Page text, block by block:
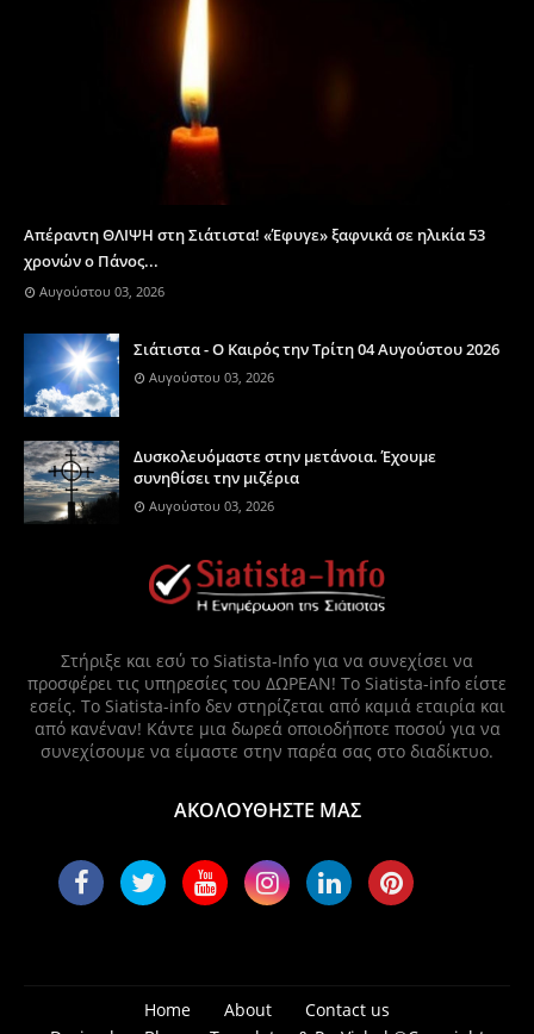
Απέραντη ΘΛΙΨΗ στη Σιάτιστα! «Έφυγε» ξαφνικά σε ηλικία 53
χρονών ο Πάνος...
Αυγούστου 03, 2026
Σιάτιστα - Ο Καιρός την Τρίτη 04 Αυγούστου 2026
Αυγούστου 03, 2026
Δυσκολευόμαστε στην μετάνοια. Έχουμε
συνηθίσει την μιζέρια
Αυγούστου 03, 2026
Στήριξε και εσύ το Siatista-Info για να συνεχίσει να
προσφέρει τις υπηρεσίες του ΔΩΡΕΑΝ! Το Siatista-info είστε
εσείς. Το Siatista-info δεν στηρίζεται από καμιά εταιρία και
από κανέναν! Κάντε μια δωρεά οποιοδήποτε ποσού για να
συνεχίσουμε να είμαστε στην παρέα σας στο διαδίκτυο.
ΑΚΟΛΟΥΘΗΣΤΕ ΜΑΣ
Home About
Contact us